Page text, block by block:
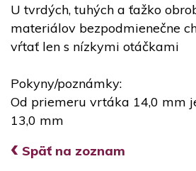
U tvrdých, tuhých a ťažko
materiálov bezpodmienečne
vŕtať len s nízkymi otáčkami
Pokyny/poznámky:
Od priemeru vrtáka 14,0 mm
13,0 mm
‹ Späť na zoznam